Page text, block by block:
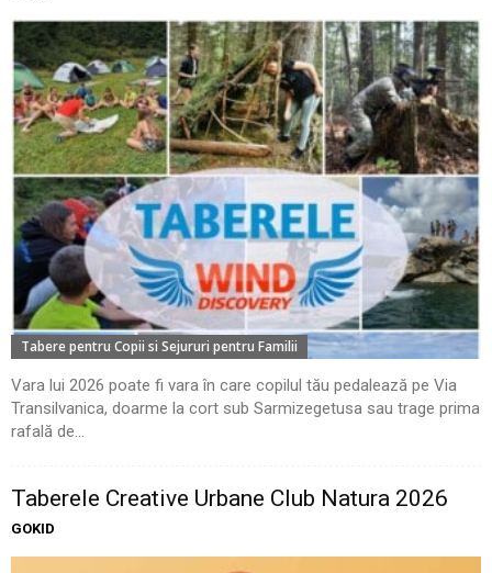
Tabere pentru Copii si Sejururi pentru Familii
Vara lui 2026 poate fi vara în care copilul tău pedalează pe Via
Transilvanica, doarme la cort sub Sarmizegetusa sau trage prima
rafală de...
Taberele Creative Urbane Club Natura 2026
GOKID